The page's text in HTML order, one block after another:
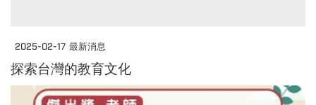
2025-02-17 最新消息
探索台灣的教育文化